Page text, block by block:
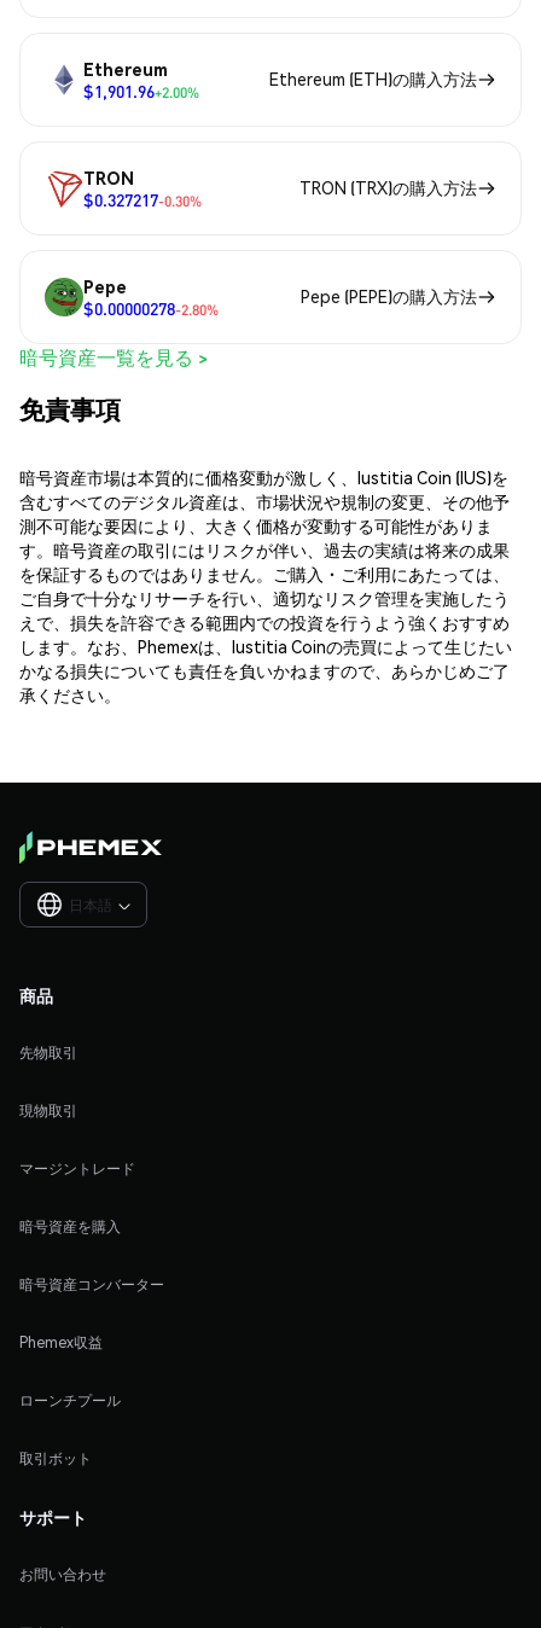
Ethereum
$1,901.96+2.00%
Ethereum (ETH)の購入方法
TRON
$0.327217-0.30%
TRON (TRX)の購入方法
Pepe
$0.00000278-2.80%
Pepe (PEPE)の購入方法
暗号資産一覧を見る >
免責事項
暗号資産市場は本質的に価格変動が激しく、Iustitia Coin (IUS)を
含むすべてのデジタル資産は、市場状況や規制の変更、その他予
測不可能な要因により、大きく価格が変動する可能性がありま
す。暗号資産の取引にはリスクが伴い、過去の実績は将来の成果
を保証するものではありません。ご購入・ご利用にあたっては、
ご自身で十分なリサーチを行い、適切なリスク管理を実施したう
えで、損失を許容できる範囲内での投資を行うよう強くおすすめ
します。なお、Phemexは、Iustitia Coinの売買によって生じたい
かなる損失についても責任を負いかねますので、あらかじめご了
承ください。
日本語 
商品
先物取引
現物取引
マージントレード
暗号資産を購入
暗号資産コンバーター
Phemex収益
ローンチプール
取引ボット
サポート
お問い合わせ